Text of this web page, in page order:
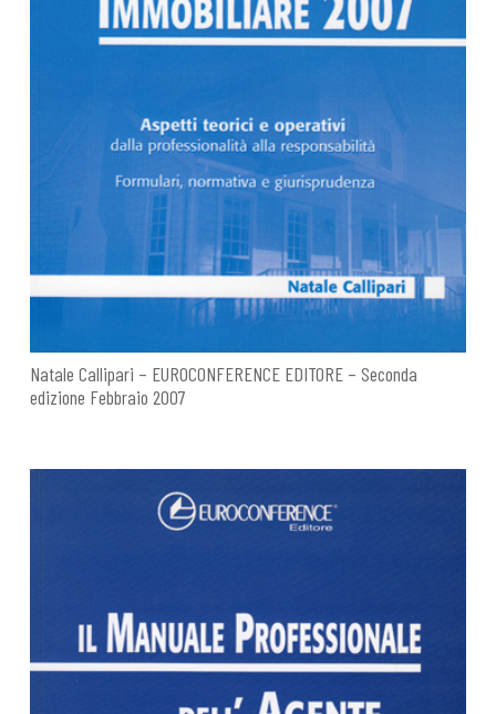
Natale Callipari – EUROCONFERENCE EDITORE – Seconda
edizione Febbraio 2007